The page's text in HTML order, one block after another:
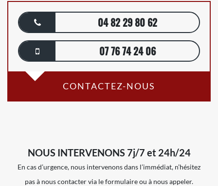
04 82 29 80 62
07 76 74 24 06
CONTACTEZ-NOUS
NOUS INTERVENONS 7j/7 et 24h/24
En cas d’urgence, nous intervenons dans l’immédiat, n’hésitez
pas à nous contacter via le formulaire ou à nous appeler.